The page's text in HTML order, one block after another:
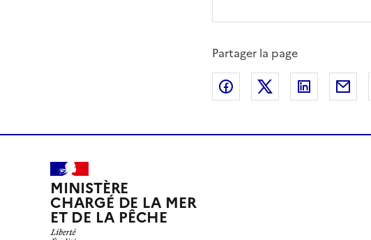
Partager la page
Partager sur Facebook
Partager sur X
Partager
MINISTÈRE
CHARGÉ DE LA MER
ET DE LA PÊCHE